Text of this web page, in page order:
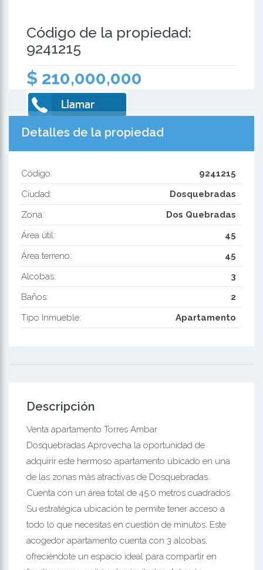
Código de la propiedad:
9241215
$ 210,000,000
Detalles de la propiedad
Código:
9241215
Ciudad:
Dosquebradas
Zona:
Dos Quebradas
Área útil:
45
Área terreno:
45
Alcobas:
3
Baños:
2
Tipo Inmueble:
Apartamento
Descripción
Venta apartamento Torres Ambar
Dosquebradas Aprovecha la oportunidad de
adquirir este hermoso apartamento ubicado en una
de las zonas más atractivas de Dosquebradas.
Cuenta con un área total de 45.0 metros cuadrados.
Su estratégica ubicación te permite tener acceso a
todo lo que necesitas en cuestión de minutos. Este
acogedor apartamento cuenta con 3 alcobas,
ofreciéndote un espacio ideal para compartir en